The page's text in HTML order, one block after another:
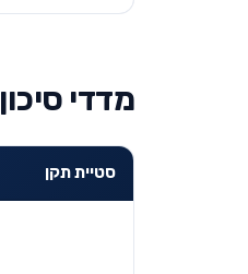
מדדי סיכון
סטיית תקן